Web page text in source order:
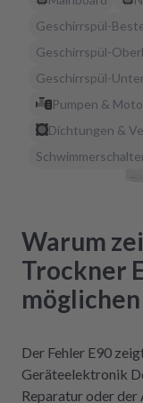
Geschirrspül-
Geschirrspül-
Geschirrspül-
Pumpen &
Dichtungen &
Warum
Trockner
Der Fehler E90
Geräteelektronik
Reparatur oder der